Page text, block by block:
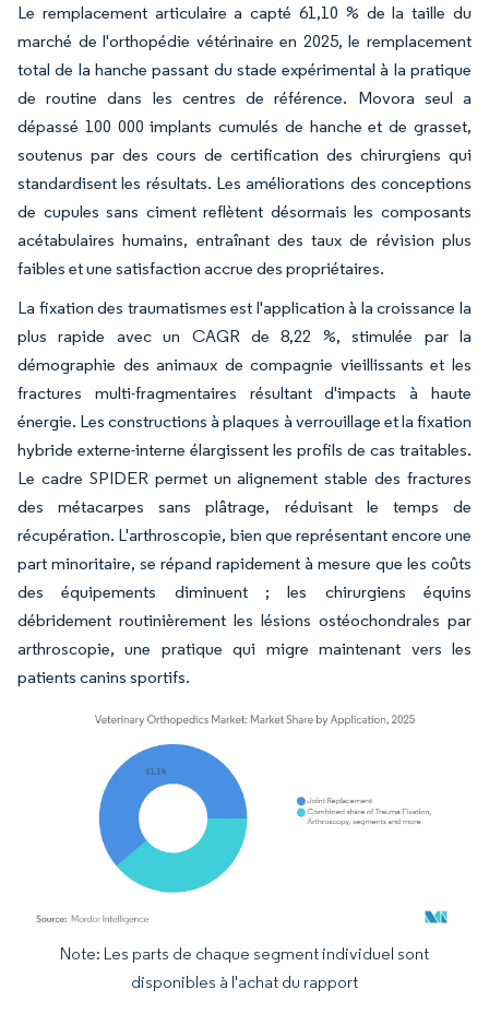
Le remplacement articulaire a capté 61,10 % de la taille du
marché de l'orthopédie vétérinaire en 2025, le remplacement
total de la hanche passant du stade expérimental à la pratique
de routine dans les centres de référence. Movora seul a
dépassé 100 000 implants cumulés de hanche et de grasset,
soutenus par des cours de certification des chirurgiens qui
standardisent les résultats. Les améliorations des conceptions
de cupules sans ciment reflètent désormais les composants
acétabulaires humains, entraînant des taux de révision plus
faibles et une satisfaction accrue des propriétaires.
La fixation des traumatismes est l'application à la croissance la
plus rapide avec un CAGR de 8,22 %, stimulée par la
démographie des animaux de compagnie vieillissants et les
fractures multi-fragmentaires résultant d'impacts à haute
énergie. Les constructions à plaques à verrouillage et la fixation
hybride externe-interne élargissent les profils de cas traitables.
Le cadre SPIDER permet un alignement stable des fractures
des métacarpes sans plâtrage, réduisant le temps de
récupération. L'arthroscopie, bien que représentant encore une
part minoritaire, se répand rapidement à mesure que les coûts
des équipements diminuent ; les chirurgiens équins
débridement routinièrement les lésions ostéochondrales par
arthroscopie, une pratique qui migre maintenant vers les
patients canins sportifs.
Image © Mordor Intelligence. La réutilisation nécessite une attribution sous CC BY
Note: Les parts de chaque segment individuel sont
disponibles à l'achat du rapport